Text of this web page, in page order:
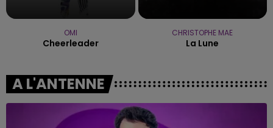
OMI
Cheerleader
CHRISTOPHE MAE
La Lune
A L'ANTENNE